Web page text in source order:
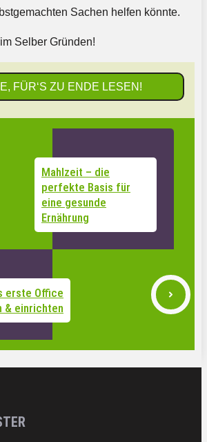
Sachen helfen könnte.
Selber Gründen!
FÜR‘S ZU ENDE LESEN!
Mahlzeit – die
perfekte Basis für
eine gesunde
Ernährung
erste Office
& einrichten